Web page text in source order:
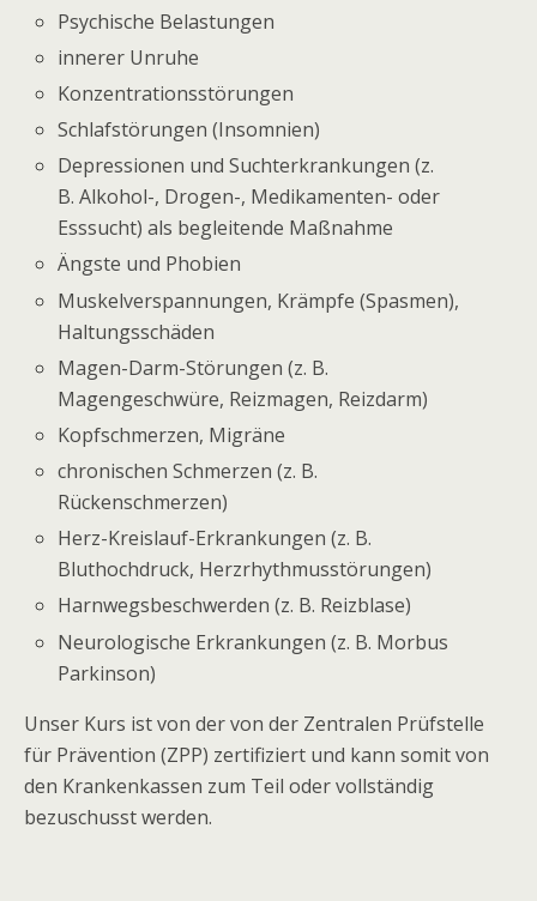
Psychische Belastungen
innerer Unruhe
Konzentrationsstörungen
Schlafstörungen (Insomnien)
Depressionen und Suchterkrankungen (z.
B. Alkohol-, Drogen-, Medikamenten- oder
Esssucht) als begleitende Maßnahme
Ängste und Phobien
Muskelverspannungen, Krämpfe (Spasmen),
Haltungsschäden
Magen-Darm-Störungen (z. B.
Magengeschwüre, Reizmagen, Reizdarm)
Kopfschmerzen, Migräne
chronischen Schmerzen (z. B.
Rückenschmerzen)
Herz-Kreislauf-Erkrankungen (z. B.
Bluthochdruck, Herzrhythmusstörungen)
Harnwegsbeschwerden (z. B. Reizblase)
Neurologische Erkrankungen (z. B. Morbus
Parkinson)
Unser Kurs ist von der von der Zentralen Prüfstelle
für Prävention (ZPP) zertifiziert und kann somit von
den Krankenkassen zum Teil oder vollständig
bezuschusst werden.